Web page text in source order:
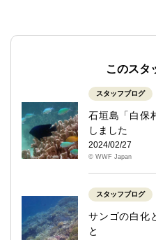
このスタ
スタッフブログ
石垣島「白保
しました
2024/02/27
© WWF Japan
スタッフブログ
サンゴの白化
と